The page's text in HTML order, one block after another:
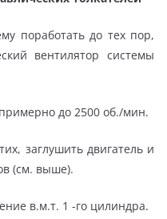
поработать до тех пор,
вентилятор системы
до 2500 об./мин.
заглушить двигатель и
(см. выше).
в.м.т. 1 -го цилиндра.